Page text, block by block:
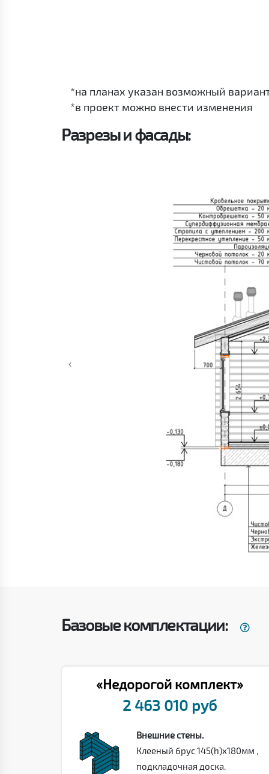
*на планах указан возможный
*в проект можно внести изменения
Разрезы и фасады:
Базовые комплектации:
«Недорогой комплект»
2 463 010 руб
Внешние стены.
Клееный брус 145(h)х180мм ,
подкладочная доска.